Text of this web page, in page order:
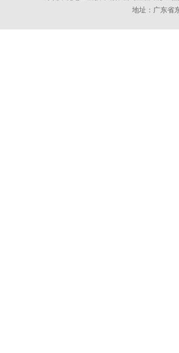
地址：广东省